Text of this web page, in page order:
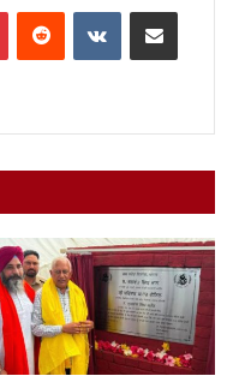
PinterestReddit VKontakteShare via Email